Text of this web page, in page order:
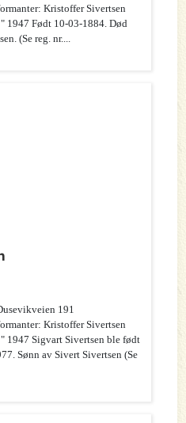
Kristoffer Sivertsen
1947 Født 10-03-1884. Død
(Se reg. nr....
191
Kristoffer Sivertsen
1947 Sigvart Sivertsen ble født
Sønn av Sivert Sivertsen (Se